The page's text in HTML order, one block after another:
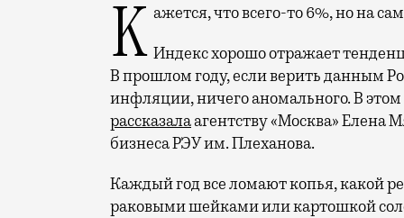
Кажется, что всего-то 6%, но на
Индекс хорошо отражает
В прошлом году, если верить данным
инфляции, ничего аномального. В
рассказалаагентству «Москва» Елена
бизнеса РЭУ им. Плеханова.
Каждый год все ломают копья, какой
раковыми шейками или картошкой